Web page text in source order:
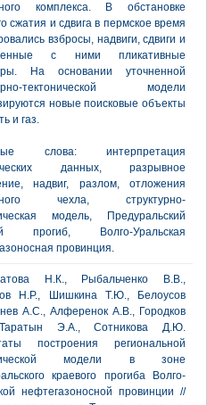
комплекса. В обстановке
сжатия и сдвига в пермское время
взбросы, надвиги, сдвиги и
с ними пликативные
На основании уточненной
тектонической модели
новые поисковые объекты
и газ.
слова: интерпретация
данных, разрывное
надвиг, разлом, отложения
чехла, структурно-
модель, Предуральский
прогиб, Волго-Уральская
провинция.
Н.К., Рыбальченко В.В.,
Н.Р., Шишкина Т.Ю., Белоусов
А.С., Алференок А.В., Городков
Э.А., Сотникова Д.Ю.
построения региональной
модели в зоне
краевого прогиба Волго-
нефтегазоносной провинции //